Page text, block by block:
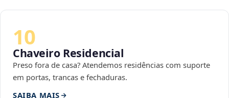
10
Chaveiro Residencial
Preso fora de casa? Atendemos residências com suporte
em portas, trancas e fechaduras.
SAIBA MAIS